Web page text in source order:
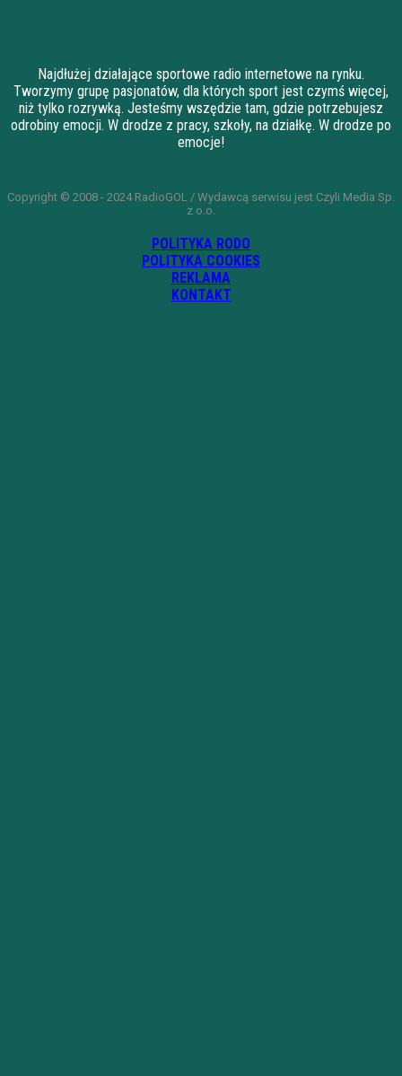
Najdłużej działające sportowe radio internetowe na rynku.
Tworzymy grupę pasjonatów, dla których sport jest czymś więcej,
niż tylko rozrywką. Jesteśmy wszędzie tam, gdzie potrzebujesz
odrobiny emocji. W drodze z pracy, szkoły, na działkę. W drodze po
emocje!
Copyright © 2008 - 2024 RadioGOL / Wydawcą serwisu jest Czyli Media Sp.
z o.o.
POLITYKA RODO
POLITYKA COOKIES
REKLAMA
KONTAKT